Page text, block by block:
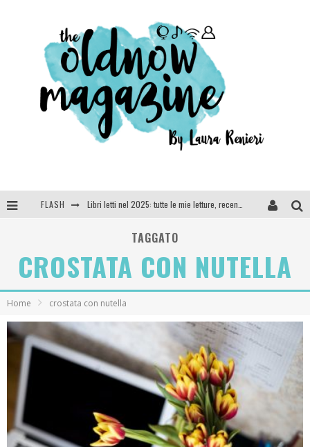
FLASH
SEE YOU AT 5 | Chanel
Anya Taylor-Joy, Jisoo e Willow Smith protagoniste della nuova campagna Dior Addict
TAGGATO
CROSTATA CON NUTELLA
Home crostata con nutella